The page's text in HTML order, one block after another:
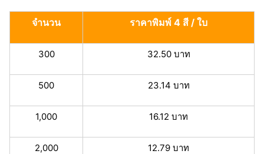
จำนวน ราคาพิมพ์ 4 สี / ใบ
300 32.50 บาท
500 23.14 บาท
1,000 16.12 บาท
2,000 12.79 บาท